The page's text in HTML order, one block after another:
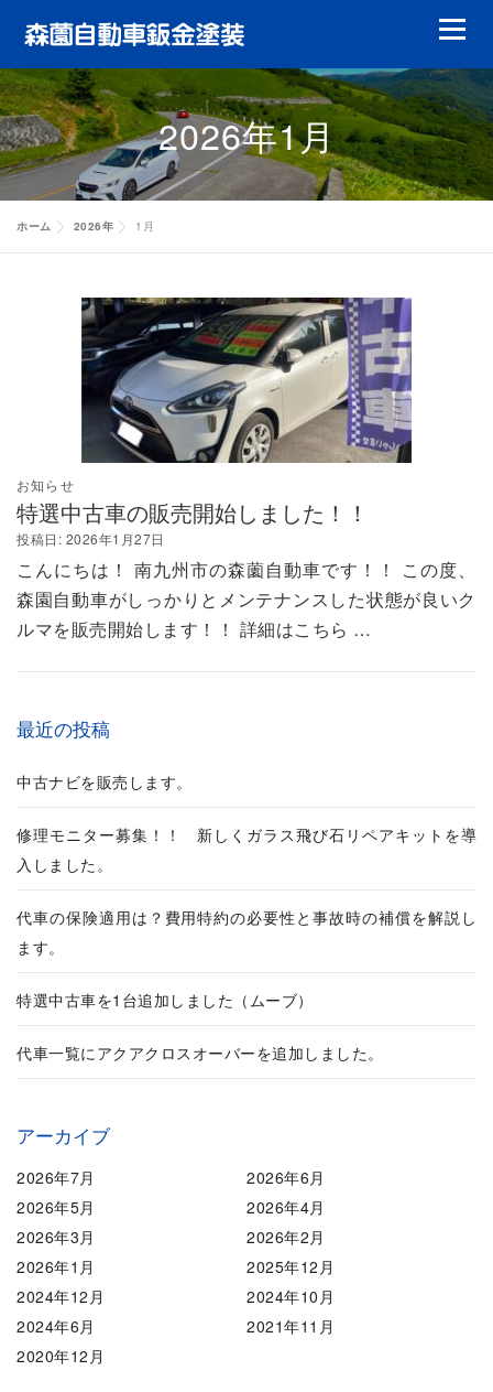
テ
ン
ツ
へ
メニュ
鈑金塗装 ガラスリペア ガラス交換
ヘッドライトリペア やまもりレンタカー
特選中古車 修理実績
修理実績
修理実績
修理実績
会員について
お客様の声 会社案内
2026年1月
ホーム 2026年 1月
お知らせ
特選中古車の販売開始しました！！
投稿日: 2026年1月27日
こんにちは！ 南九州市の森薗自動車です！！ この度、
森園自動車がしっかりとメンテナンスした状態が良いク
ルマを販売開始します！！ 詳細はこちら …
最近の投稿
中古ナビを販売します。
修理モニター募集！！ 新しくガラス飛び石リペアキットを導
入しました。
代車の保険適用は？費用特約の必要性と事故時の補償を解説し
ます。
特選中古車を1台追加しました（ムーブ）
代車一覧にアクアクロスオーバーを追加しました。
アーカイブ
2026年7月
2026年6月
2026年5月
2026年4月
2026年3月
2026年2月
2026年1月
2025年12月
2024年12月
2024年10月
2024年6月
2021年11月
2020年12月